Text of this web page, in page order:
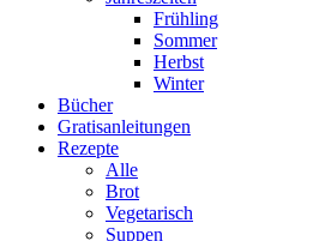
Frühling
Sommer
Herbst
Winter
Bücher
Gratisanleitungen
Rezepte
Alle
Brot
Vegetarisch
Suppen